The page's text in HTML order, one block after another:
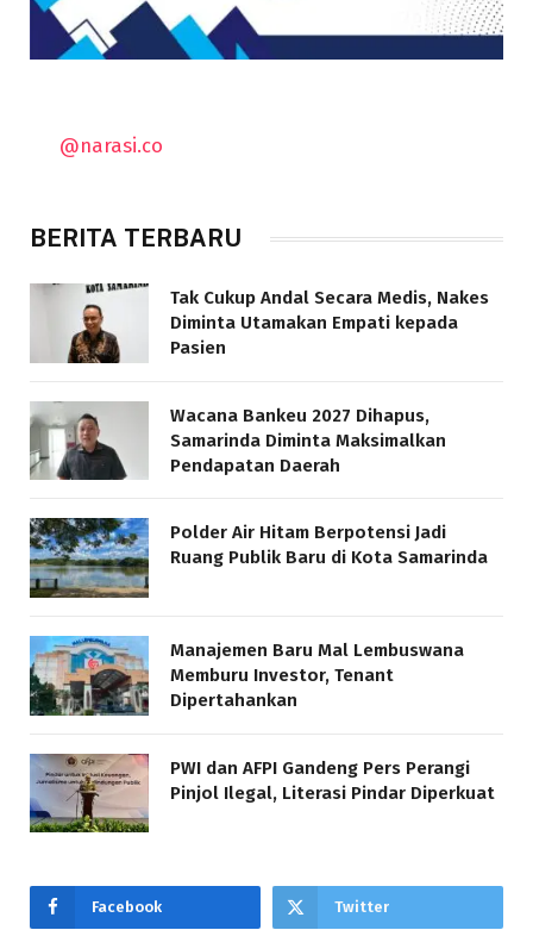
@narasi.co
BERITA TERBARU
Tak Cukup Andal Secara Medis, Nakes
Diminta Utamakan Empati kepada
Pasien
Wacana Bankeu 2027 Dihapus,
Samarinda Diminta Maksimalkan
Pendapatan Daerah
Polder Air Hitam Berpotensi Jadi
Ruang Publik Baru di Kota Samarinda
Manajemen Baru Mal Lembuswana
Memburu Investor, Tenant
Dipertahankan
PWI dan AFPI Gandeng Pers Perangi
Pinjol Ilegal, Literasi Pindar Diperkuat
Facebook Twitter